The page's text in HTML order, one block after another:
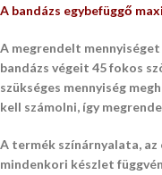
A bandázs egybefüggő
A megrendelt
bandázs végeit 45 fokos
szükséges mennyiség
kell számolni, így
A termék színárnyalata,
mindenkori készlet